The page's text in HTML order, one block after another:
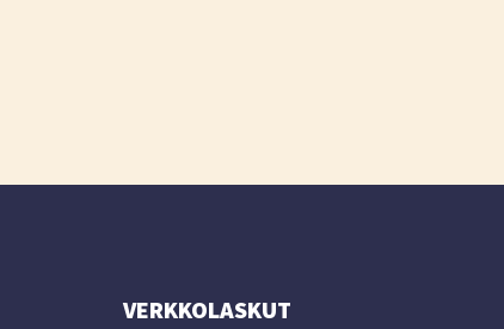
VERKKOLASKUT